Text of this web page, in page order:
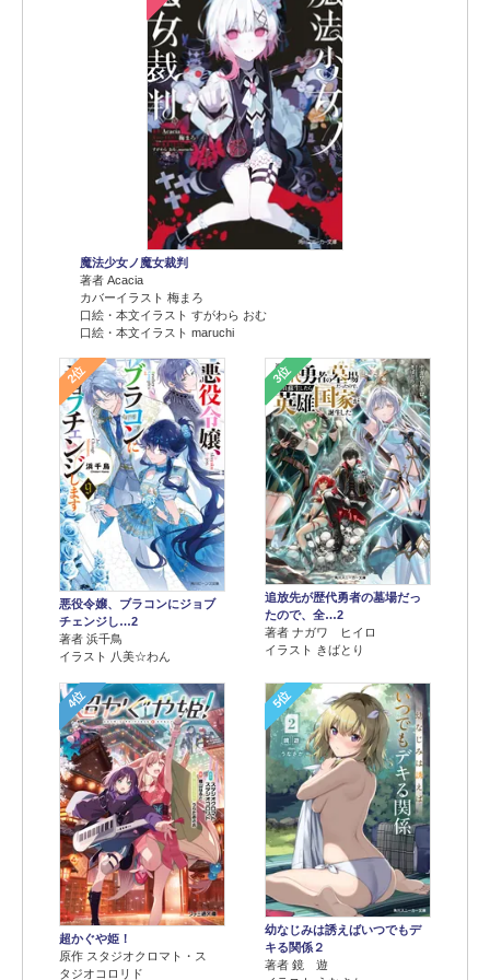
魔法少女ノ魔女裁判
著者 Acacia
カバーイラスト 梅まろ
口絵・本文イラスト すがわら おむ
口絵・本文イラスト maruchi
2位
悪役令嬢、ブラコンにジョブ
チェンジし…2
著者 浜千鳥
イラスト 八美☆わん
3位
追放先が歴代勇者の墓場だっ
たので、全…2
著者 ナガワ ヒイロ
イラスト きばとり
4位
超かぐや姫！
原作 スタジオクロマト・ス
タジオコロリド
5位
幼なじみは誘えばいつでもデ
キる関係２
著者 鏡 遊